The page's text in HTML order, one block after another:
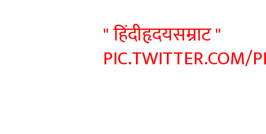
" हिंदीहृदयसम्राट "
PIC.TWITTER.COM/